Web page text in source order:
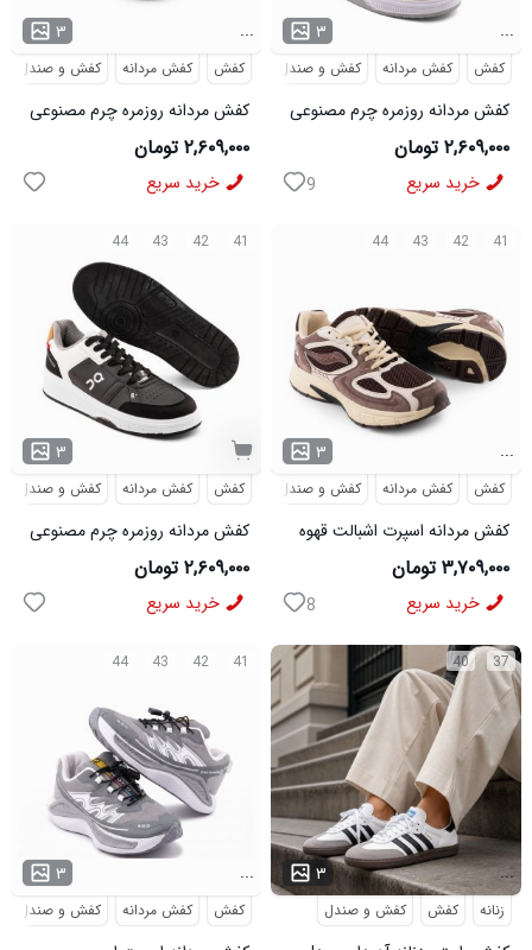
۳ ...
کفش کفش مردانه کفش و صندل
کفش مردانه روزمره چرم مصنوعی
50918
۲,۶۰۹,۰۰۰ تومان
خرید سریع
۳ ...
کفش کفش مردانه کفش و صندل
کفش مردانه روزمره چرم مصنوعی
50919
۲,۶۰۹,۰۰۰ تومان
خرید سریع 9
41
42
43
44
۳
کفش کفش مردانه کفش و صندل
کفش مردانه روزمره چرم مصنوعی
50920
۲,۶۰۹,۰۰۰ تومان
خرید سریع
41
42
43
44
۳ ...
کفش کفش مردانه کفش و صندل
کفش مردانه اسپرت اشبالت قهوه
ای Saucony مدل 50786
۳,۷۰۹,۰۰۰ تومان
خرید سریع 8
41
42
43
44
۳ ...
کفش کفش مردانه کفش و صندل
37
40
۳ ...
زنانه کفش کفش و صندل